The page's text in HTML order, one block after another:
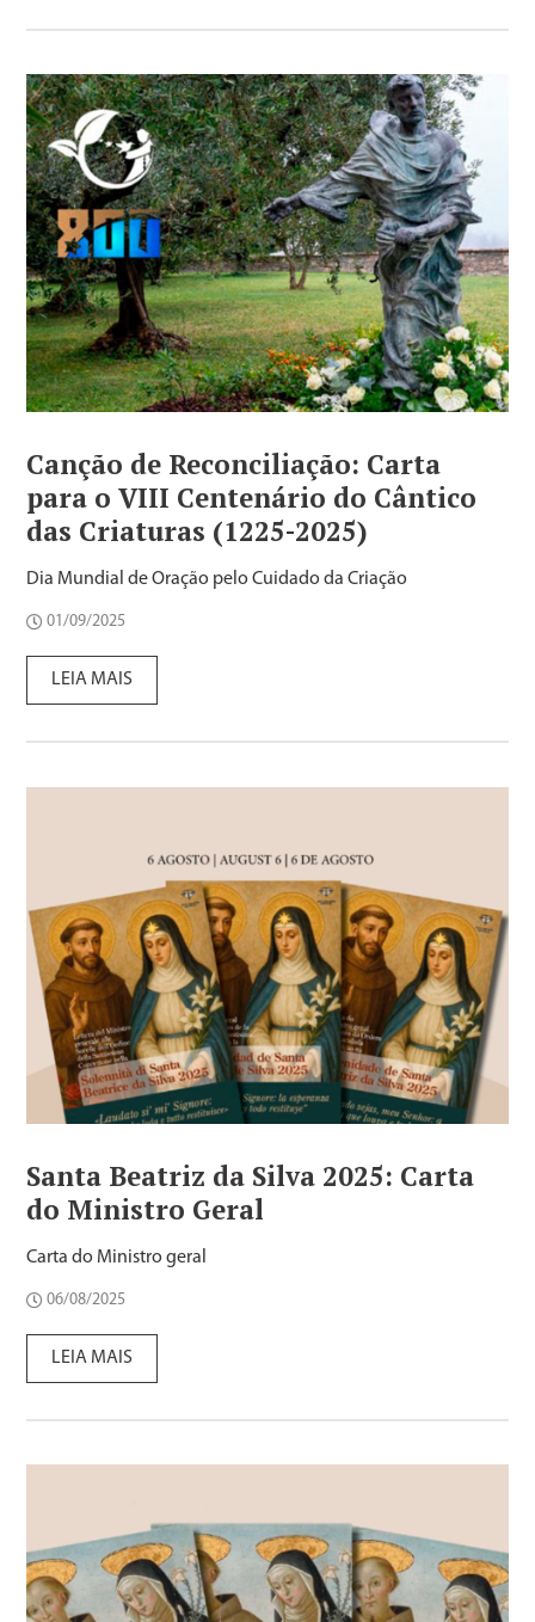
Canção de Reconciliação: Carta
para o VIII Centenário do Cântico
das Criaturas (1225-2025)
Dia Mundial de Oração pelo Cuidado da Criação
01/09/2025
LEIA MAIS
Santa Beatriz da Silva 2025: Carta
do Ministro Geral
Carta do Ministro geral
06/08/2025
LEIA MAIS